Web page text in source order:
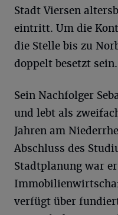
Stadt Viersen
eintritt. Um die
die Stelle bis zu
doppelt besetzt sein.
Sein Nachfolger
und lebt als
Jahren am
Abschluss des
Stadtplanung war
verfügt über